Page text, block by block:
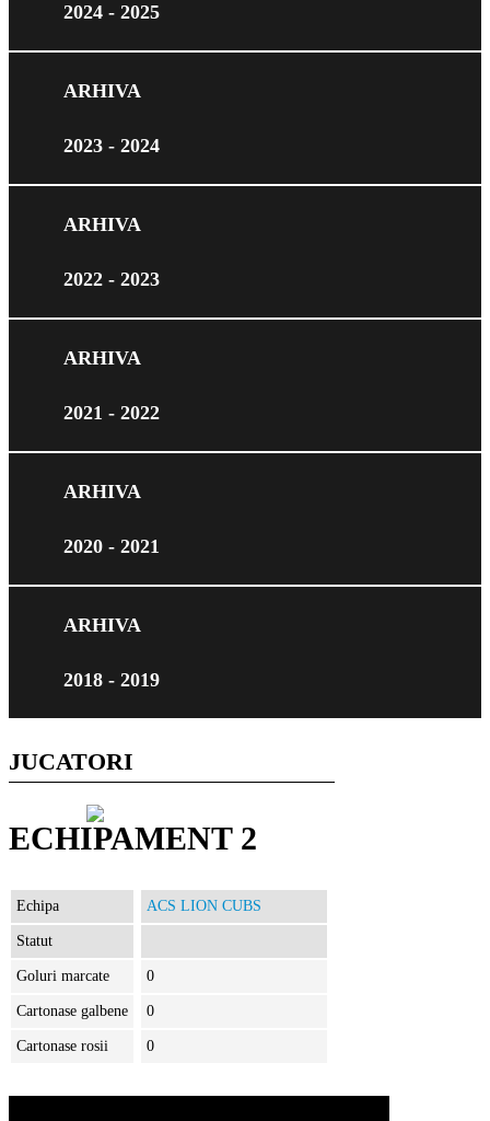
2024 - 2025
ARHIVA
2023 - 2024
ARHIVA
2022 - 2023
ARHIVA
2021 - 2022
ARHIVA
2020 - 2021
ARHIVA
2018 - 2019
JUCATORI
ECHIPAMENT 2
Echipa ACS LION CUBS
Statut
Goluri marcate 0
Cartonase galbene 0
Cartonase rosii 0